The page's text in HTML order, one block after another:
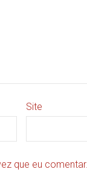
Site
que eu comentar.